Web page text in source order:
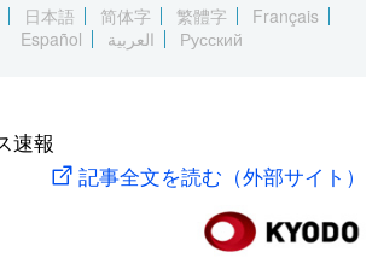
日本語 简体字 繁體字
Français
Español
العربية Русский
速報
記事全文を読む（外部サイト）